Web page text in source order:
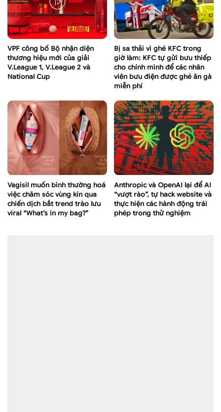
VPF công bố Bộ nhận diện
thương hiệu mới của giải
V.League 1, V.League 2 và
National Cup
Bị sa thải vì ghé KFC trong
giờ làm: KFC tự gửi bưu thiếp
cho chính mình để các nhân
viên bưu điện được ghé ăn gà
miễn phí
Vagisil muốn bình thường hoá
việc chăm sóc vùng kín qua
chiến dịch bắt trend trào lưu
viral “What’s in my bag?”
Anthropic và OpenAI lại để AI
“vượt rào”, tự hack website và
thực hiện các hành động trái
phép trong thử nghiệm